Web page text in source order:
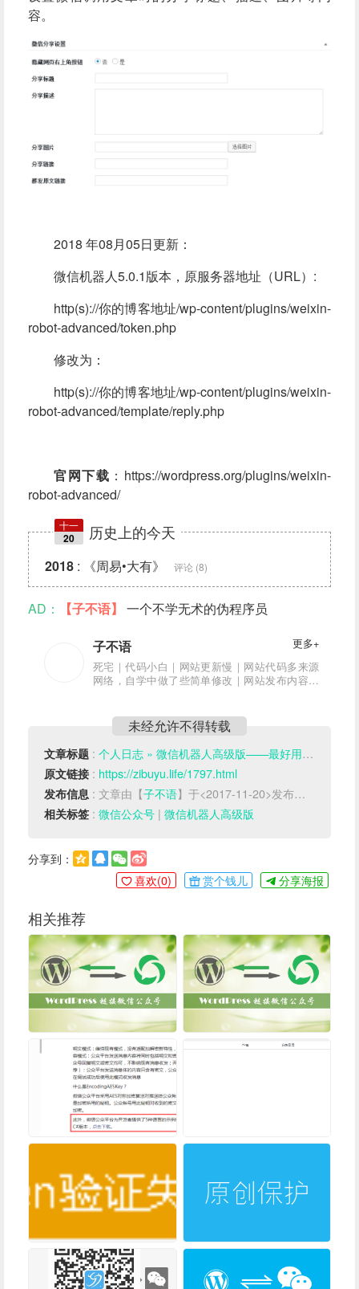
容。
2018 年08月05日更新：
微信机器人5.0.1版本，原服务器地址（URL）:
http(s)://你的博客地址/wp-content/plugins/weixin-
robot-advanced/token.php
修改为：
http(s)://你的博客地址/wp-content/plugins/weixin-
robot-advanced/template/reply.php
官网下载 ： https://wordpress.org/plugins/weixin-
robot-advanced/
十一
20 历史上的今天
2018 : 《周易•大有》 评论 (8)
AD： 【子不语】 一个不学无术的伪程序员
更多+
子不语
死宅｜代码小白｜网站更新慢｜网站代码多来源
网络，自学中做了些简单修改｜网站发布内容亲
未经允许不得转载
文章标题 : 个人日志 » 微信机器人高级版——最好用的WordPress连接微信公众号插件
原文链接 : https://zibuyu.life/1797.html
发布信息 : 文章由【子不语】于<2017-11-20>发布于【
相关标签 : 微信公众号 | 微信机器人高级版
分享到：
喜欢(0) 赏个钱儿 分享海报
相关推荐